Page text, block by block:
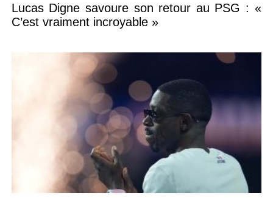
Lucas Digne savoure son retour au PSG : «
C’est vraiment incroyable »